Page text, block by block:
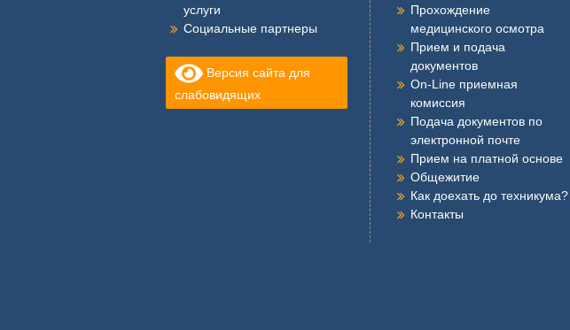
услуги
Социальные партнеры
Версия сайта для
слабовидящих
Прохождение
медицинского осмотра
Прием и подача
документов
On-Line приемная
комиссия
Подача документов по
электронной почте
Прием на платной основе
Общежитие
Как доехать до техникума?
Контакты